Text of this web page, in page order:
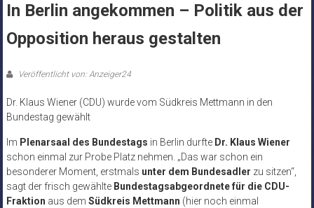
In Berlin angekommen – Politik aus der
Opposition heraus gestalten
Veröffentlicht von: Anzeiger24
Dr. Klaus Wiener (CDU) wurde vom Südkreis Mettmann in den
Bundestag gewählt
Im Plenarsaal des Bundestags in Berlin durfte Dr. Klaus Wiener
schon einmal zur Probe Platz nehmen. „Das war schon ein
besonderer Moment, erstmals unter dem Bundesadler zu sitzen“,
sagt der frisch gewählte Bundestagsabgeordnete für die CDU-
Fraktion aus dem Südkreis Mettmann (hier noch einmal